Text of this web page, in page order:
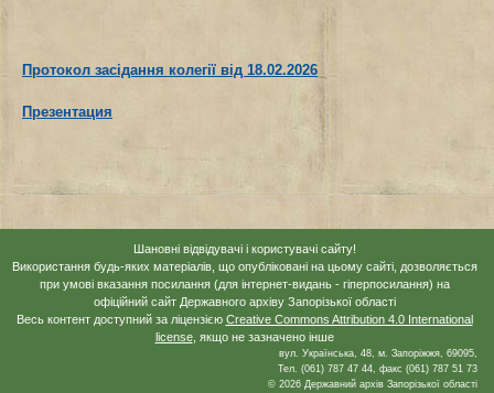
Протокол засідання колегії від 18.02.2026
Презентация
Шановні відвідувачі і користувачі сайту!
Використання будь-яких матеріалів, що опубліковані на цьому сайті, дозволяється
при умові вказання посилання (для інтернет-видань - гіперпосилання) на
офіційний сайт Державного архіву Запорізької області
Весь контент доступний за ліцензією Creative Commons Attribution 4.0 International
license, якщо не зазначено інше
вул. Українська, 48, м. Запоріжжя, 69095,
Тел. (061) 787 47 44, факс (061) 787 51 73
© 2026 Державний архів Запорізької області